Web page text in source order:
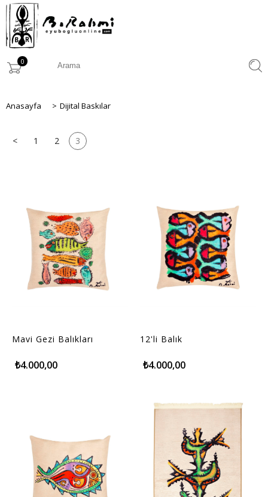
0
Anasayfa > Dijital Baskılar
< 1 2 3
Mavi Gezi Balıkları
₺4.000,00
12'li Balık
₺4.000,00